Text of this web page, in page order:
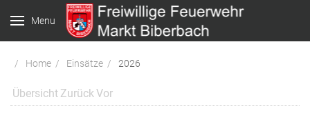
Menu
Home Einsätze 2026
Übersicht ZurückVor